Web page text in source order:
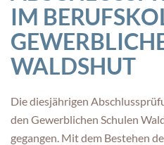
IM
WALDSHUT
Die diesjährigen
den Gewerblichen Schulen
gegangen. Mit dem Bestehen